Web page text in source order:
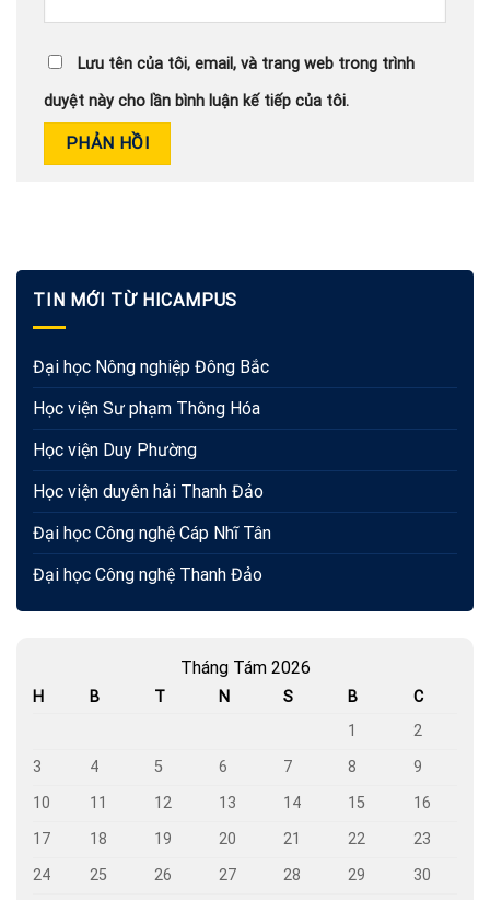
Lưu tên của tôi, email, và trang web trong trình
duyệt này cho lần bình luận kế tiếp của tôi.
TIN MỚI TỪ HICAMPUS
Đại học Nông nghiệp Đông Bắc
Học viện Sư phạm Thông Hóa
Học viện Duy Phường
Học viện duyên hải Thanh Đảo
Đại học Công nghệ Cáp Nhĩ Tân
Đại học Công nghệ Thanh Đảo
Tháng Tám 2026
H B T N S B
C
1
2
3
4 5 6 7 8
9
10
11 12 13 14 15
16
17
18 19 20 21 22
23
24
25 26 27 28 29
30